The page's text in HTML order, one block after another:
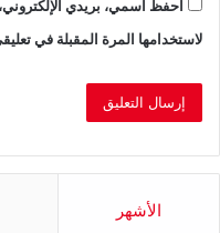
احفظ اسمي، بريدي
لاستخدامها المرة المقبلة في
الأشهر